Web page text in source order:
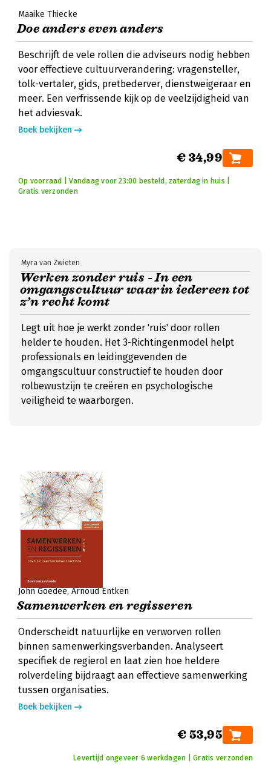
Maaike Thiecke
Doe anders even anders
Beschrijft de vele rollen die adviseurs nodig hebben
voor effectieve cultuurverandering: vragensteller,
tolk-vertaler, gids, pretbederver, dienstweigeraar en
meer. Een verfrissende kijk op de veelzijdigheid van
het adviesvak.
Boek bekijken
€ 34,99
Op voorraad | Vandaag voor 23:00 besteld, zaterdag in huis |
Gratis verzonden
Werken zonder ruis - In een
omgangscultuur waarin iedereen tot
z’n recht komt
Myra van Zwieten
Legt uit hoe je werkt zonder 'ruis' door rollen
helder te houden. Het 3-Richtingenmodel helpt
professionals en leidinggevenden de
omgangscultuur constructief te houden door
rolbewustzijn te creëren en psychologische
veiligheid te waarborgen.
John Goedee Arnoud Entken
Samenwerken en regisseren
Onderscheidt natuurlijke en verworven rollen
binnen samenwerkingsverbanden. Analyseert
specifiek de regierol en laat zien hoe heldere
rolverdeling bijdraagt aan effectieve samenwerking
tussen organisaties.
Boek bekijken
€ 53,95
Levertijd ongeveer 6 werkdagen | Gratis verzonden